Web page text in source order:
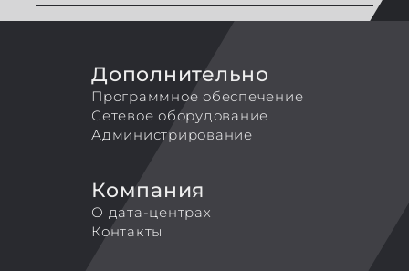
Дополнительно
Программное обеспечение
Сетевое оборудование
Администрирование
Компания
О дата-центрах
Контакты